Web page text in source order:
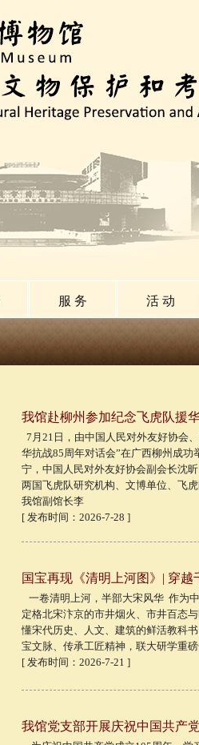
服 务 活 动
我馆赴柳州参加纪念飞虎队援
7月21日，由中国人民对外友好协会
华抗战85周年对话会”在广西柳州成
宁，中国人民对外友好协会副会长沈
两国飞虎队研究机构、文博单位、飞
我馆副馆长李
[ 发布时间：2026-7-28 ]
国宝再现《清明上河图》| 穿
一卷清明上河，半部大宋风华 作为
定格北宋汴京的市井烟火、市井百态
懂宋代历史、人文、建筑的鲜活教科
宝文脉、传承工匠精神，联大研学重
[ 发布时间：2026-7-21 ]
我馆党支部开展庆祝中国共产